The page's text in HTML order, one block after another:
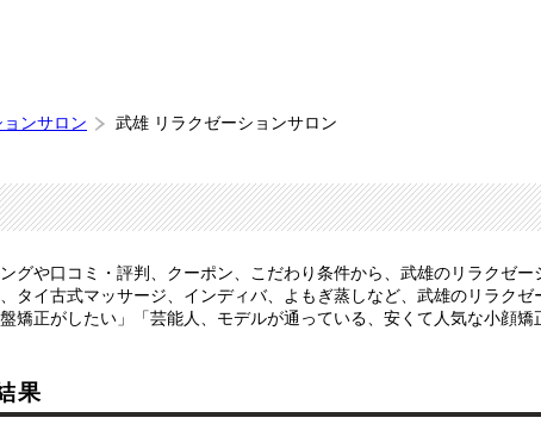
ンサロン 武雄 リラクゼーションサロン
グや口コミ・評判、クーポン、こだわり条件から、武雄のリラクゼ
タイ古式マッサージ、インディバ、よもぎ蒸しなど、武雄のリラク
矯正がしたい」「芸能人、モデルが通っている、安くて人気な小顔
果